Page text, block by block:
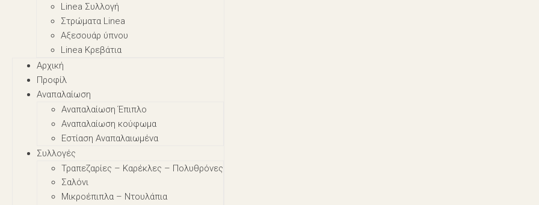
Linea Συλλογή
Στρώματα Linea
Αξεσουάρ ύπνου
Linea Κρεβάτια
Αρχική
Προφίλ
Αναπαλαίωση
Αναπαλαίωση Έπιπλο
Αναπαλαίωση κούφωμα
Εστίαση Αναπαλαιωμένα
Συλλογές
Τραπεζαρίες – Καρέκλες – Πολυθρόνες
Σαλόνι
Μικροέπιπλα – Nτουλάπια